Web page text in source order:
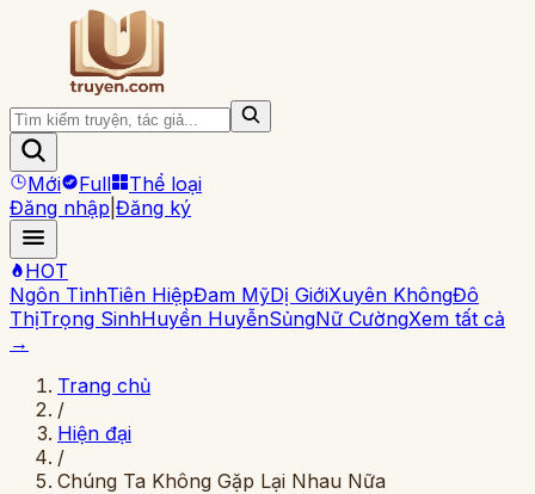
Mới Full
Thể loại
Đăng nhập Đăng ký
HOT
Ngôn TìnhTiên HiệpĐam MỹDị GiớiXuyên KhôngĐô
ThịTrọng SinhHuyền HuyễnSủngNữ CườngXem tất cả
→
Trang chủ
/
Hiện đại
/
Chúng Ta Không Gặp Lại Nhau Nữa